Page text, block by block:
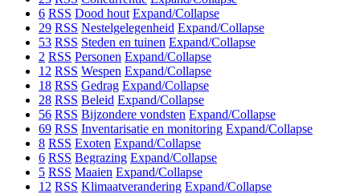
6 RSS Dood hout Expand/Collapse
29 RSS Nestelgelegenheid Expand/Collapse
53 RSS Steden en tuinen Expand/Collapse
2 RSS Personen Expand/Collapse
12 RSS Wespen Expand/Collapse
18 RSS Gedrag Expand/Collapse
28 RSS Beleid Expand/Collapse
56 RSS Bijzondere vondsten Expand/Collapse
69 RSS Inventarisatie en monitoring Expand/Collapse
8 RSS Exoten Expand/Collapse
6 RSS Begrazing Expand/Collapse
5 RSS Maaien Expand/Collapse
12 RSS Klimaatverandering Expand/Collapse